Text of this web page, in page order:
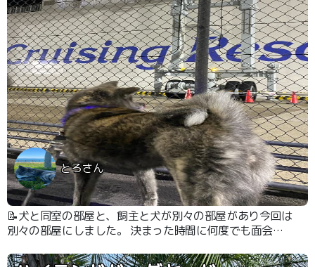
とろさん
📝犬と同室の部屋と、飼主と犬が別々の部屋があり今回は
別々の部屋にしました。 決まった時間に何度でも面会に
た。